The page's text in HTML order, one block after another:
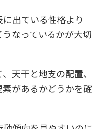
出ている性格より
なっているかが大切
天干と地支の配置、
があるかどうかを確